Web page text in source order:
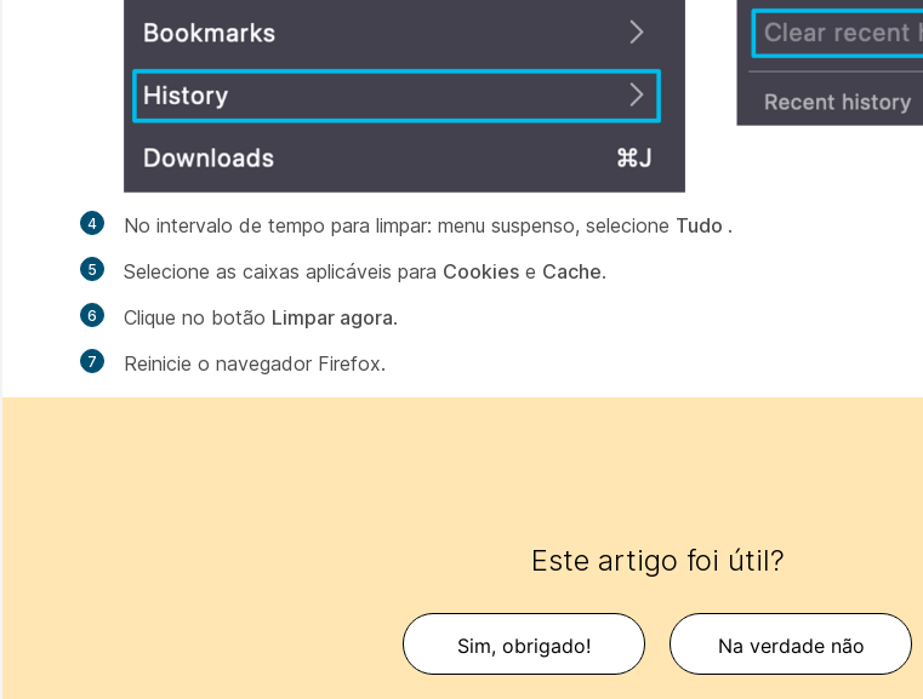
No intervalo de tempo para limpar: menu suspenso, selecione Tudo .
Selecione as caixas aplicáveis para Cookies e Cache.
Clique no botão Limpar agora.
Reinicie o navegador Firefox.
Este artigo foi útil?
Sim, obrigado! Na verdade não